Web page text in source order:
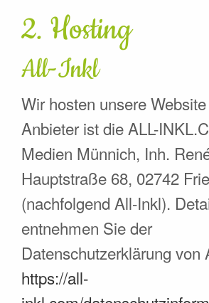
2. Hosting
All-Inkl
Wir hosten unsere
Anbieter ist die ALL-
Medien Münnich, Inh.
Hauptstraße 68, 02742
(nachfolgend All-Inkl).
entnehmen Sie der
Datenschutzerklärung von
https://all-